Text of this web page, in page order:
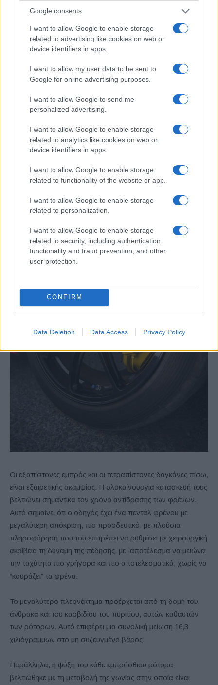
Google consents
I want to allow Google to enable storage
related to advertising like cookies on web or
device identifiers in apps.
I want to allow my user data to be sent to
Google for online advertising purposes.
I want to allow Google to send me
personalized advertising.
I want to allow Google to enable storage
related to analytics like cookies on web or
device identifiers in apps.
I want to allow Google to enable storage
related to functionality of the website or app.
I want to allow Google to enable storage
related to personalization.
I want to allow Google to enable storage
related to security, including authentication
functionality and fraud prevention, and other
user protection.
CONFIRM
Data Deletion Data Access Privacy Policy
κεραμικούς ρότορες
Brembo για να δημιουργήσει ένα ολοκαίνουργιο πακέτο
φρένων για το GT-R NISMO 2020. Οι ειδικές μεγάλες
δαγκάνες συνοδεύονται από μεγάλους κεραμικούς ρότορες,
τους μεγαλύτερους που έχουν τοποθετηθεί ποτέ σε
εμπρός και 390 mm (15,3 ίντσων) πίσω.
Οι εξαπίστονες εμπρός και οι τετραπίστονες δαγκάνες πίσω,
είναι εξαιρετικής ακαμψίας. Η ολοκαίνουργια κατασκευή τους
βελτιώνει σημαντικά τον χρόνο αντίδρασης των φρένων.
Αυτό σημαίνει ότι ο οδηγός έχει ένα πεντάλ φρένου με
μεγαλύτερη απόκριση, πιο προοδευτικό, με πλούσια
πληροφόρηση που του επιτρέπει να ρυθμίσει με χειρουργική
ακρίβεια τη δύναμη της πέδησης, με αποτέλεσμα να μειώνει
την ταχύτητα πιο γρήγορα και πιο αποτελεσματικά, χωρίς να
“κουράζει” τα φρένα.
Το μεγαλύτερο πλεονέκτημα προέρχεται από τη δομή του
άνθρακα και του καρβιδίου του πυριτίου, αυτών καθαυτών
των ρότορων. Αυτό επιφέρει μια συνολική μείωση 16,3
χιλιόγραμμων στο μη συζευγμένο βάρος.
Παράλληλα, η ψύξη του κάθε εμπρόσθιου ρότορα
βελτιώθηκε με τη μεταβολή της γωνίας στην οποία είναι